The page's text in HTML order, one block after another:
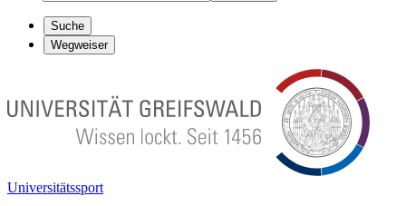
Suche
Wegweiser
Universitätssport